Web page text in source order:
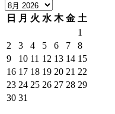
日 月 火 水 木 金 土
1
2
3 4 5 6 7
8
9
10 11 12 13 14 15
16 17 18 19 20 21 22
23 24 25 26 27 28 29
30 31